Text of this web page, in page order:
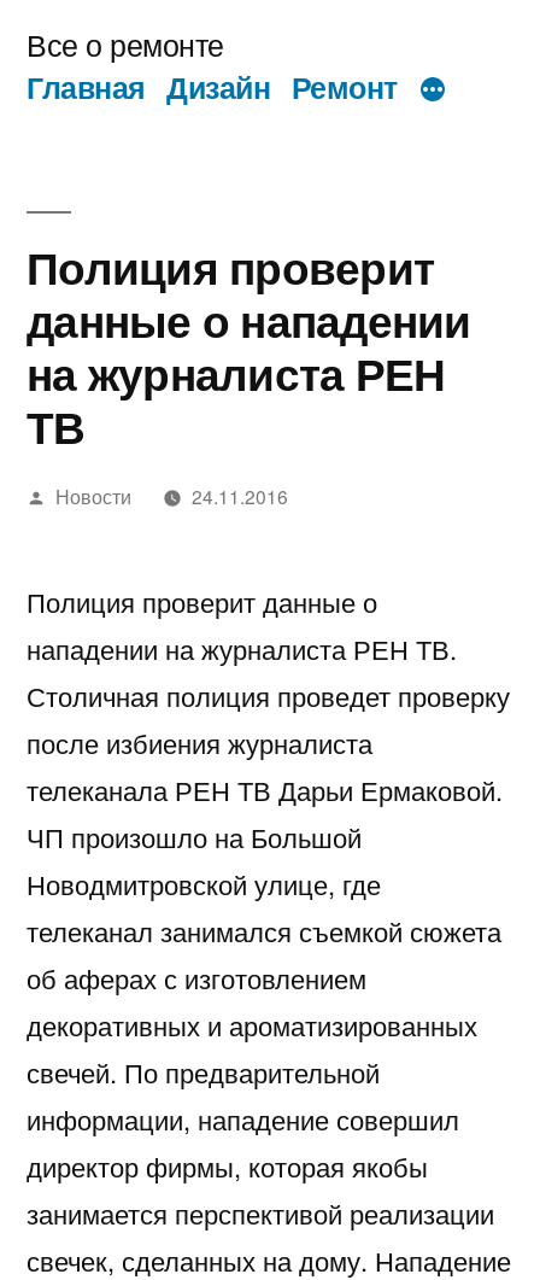
содержимому
Все о ремонте
Главная Дизайн Ремонт
Полиция проверит
данные о нападении
на журналиста РЕН
ТВ
Написано
Новости 24.11.2016
Полиция проверит данные о
нападении на журналиста РЕН ТВ.
Столичная полиция проведет проверку
после избиения журналиста
телеканала РЕН ТВ Дарьи Ермаковой.
ЧП произошло на Большой
Новодмитровской улице, где
телеканал занимался съемкой сюжета
об аферах с изготовлением
декоративных и ароматизированных
свечей. По предварительной
информации, нападение совершил
директор фирмы, которая якобы
занимается перспективой реализации
свечек, сделанных на дому. Нападение